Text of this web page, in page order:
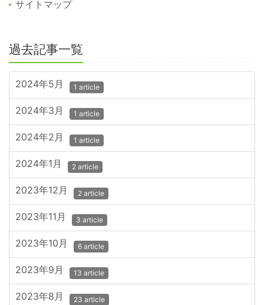
サイトマップ
過去記事一覧
2024年5月 1 article
2024年3月 1 article
2024年2月 1 article
2024年1月 2 article
2023年12月 2 article
2023年11月 3 article
2023年10月 6 article
2023年9月 13 article
2023年8月 23 article